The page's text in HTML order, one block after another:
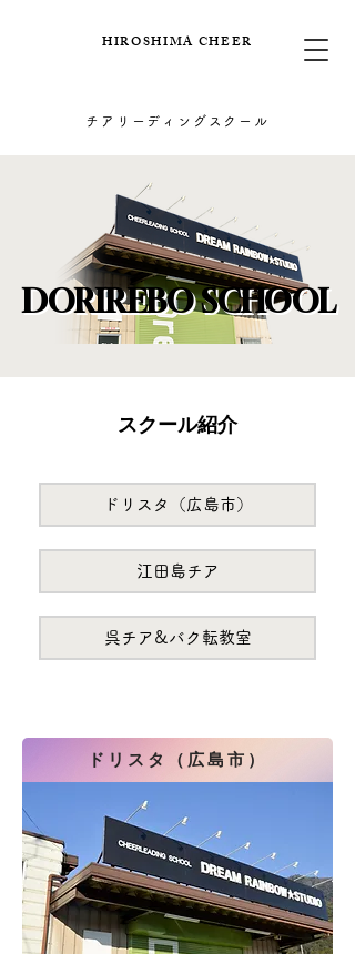
HIROSHIMA CHEER​
チアリーディングスクール
DORIREBO SCHOOL
DORIREBO SCHOOL
​スクール紹介​
ドリスタ（広島市）
江田島チア
呉チア&バク転教室
ドリスタ（広島市）